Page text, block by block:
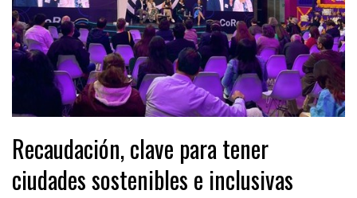
Recaudación, clave para tener
ciudades sostenibles e inclusivas